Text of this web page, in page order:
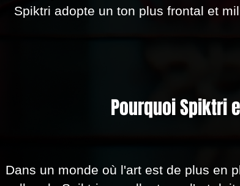
Spiktri adopte un ton plus frontal et
Pourquoi Spiktri
Dans un monde où l'art est de plus en